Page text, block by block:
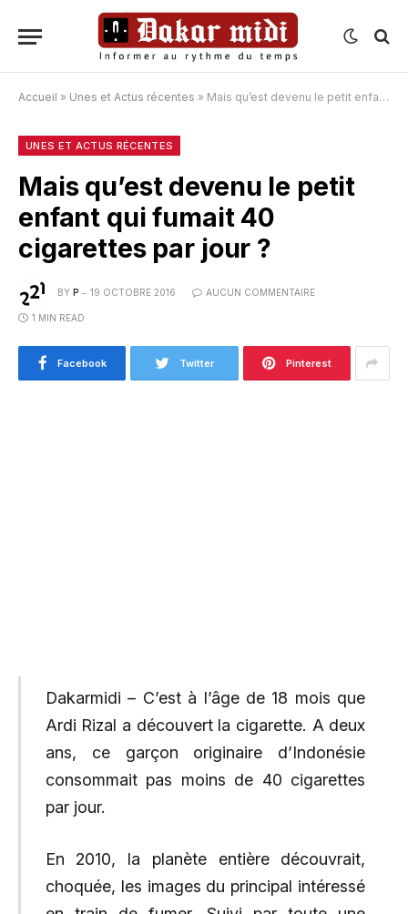
Accueil » Unes et Actus récentes » Mais qu’est devenu le petit enfant qui fumait 40 cigarettes par jour ?
UNES ET ACTUS RÉCENTES
Mais qu’est devenu le petit
enfant qui fumait 40
cigarettes par jour ?
BY P 19 OCTOBRE 2016 AUCUN COMMENTAIRE
1 MIN READ
Facebook Twitter Pinterest
Dakarmidi – C’est à l’âge de 18 mois que
Ardi Rizal a découvert la cigarette. A deux
ans, ce garçon originaire d’Indonésie
consommait pas moins de 40 cigarettes
par jour.
En 2010, la planète entière découvrait,
choquée, les images du principal intéressé